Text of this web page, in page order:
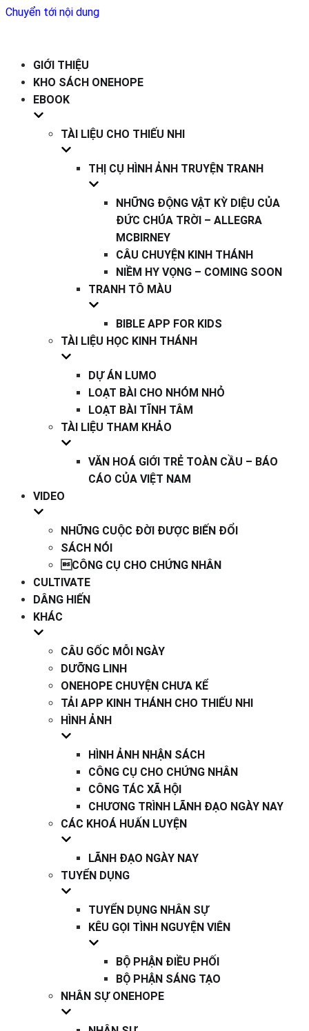
Chuyển tới nội dung
GIỚI THIỆU
KHO SÁCH ONEHOPE
EBOOK
TÀI LIỆU CHO THIẾU NHI
THỊ CỤ HÌNH ẢNH TRUYỆN TRANH
NHỮNG ĐỘNG VẬT KỲ DIỆU CỦA
ĐỨC CHÚA TRỜI – ALLEGRA
MCBIRNEY
CÂU CHUYỆN KINH THÁNH
NIỀM HY VỌNG – COMING SOON
TRANH TÔ MÀU
BIBLE APP FOR KIDS
TÀI LIỆU HỌC KINH THÁNH
DỰ ÁN LUMO
LOẠT BÀI CHO NHÓM NHỎ
LOẠT BÀI TĨNH TÂM
TÀI LIỆU THAM KHẢO
VĂN HOÁ GIỚI TRẺ TOÀN CẦU – BÁO
CÁO CỦA VIỆT NAM
VIDEO
NHỮNG CUỘC ĐỜI ĐƯỢC BIẾN ĐỔI
SÁCH NÓI
CÔNG CỤ CHO CHỨNG NHÂN
CULTIVATE
DÂNG HIẾN
KHÁC
CÂU GỐC MỖI NGÀY
DƯỠNG LINH
ONEHOPE CHUYỆN CHƯA KỂ
TẢI APP KINH THÁNH CHO THIẾU NHI
HÌNH ẢNH
HÌNH ẢNH NHẬN SÁCH
CÔNG CỤ CHO CHỨNG NHÂN
CÔNG TÁC XÃ HỘI
CHƯƠNG TRÌNH LÃNH ĐẠO NGÀY NAY
CÁC KHOÁ HUẤN LUYỆN
LÃNH ĐẠO NGÀY NAY
TUYỂN DỤNG
TUYỂN DỤNG NHÂN SỰ
KÊU GỌI TÌNH NGUYỆN VIÊN
BỘ PHẬN ĐIỀU PHỐI
BỘ PHẬN SÁNG TẠO
NHÂN SỰ ONEHOPE